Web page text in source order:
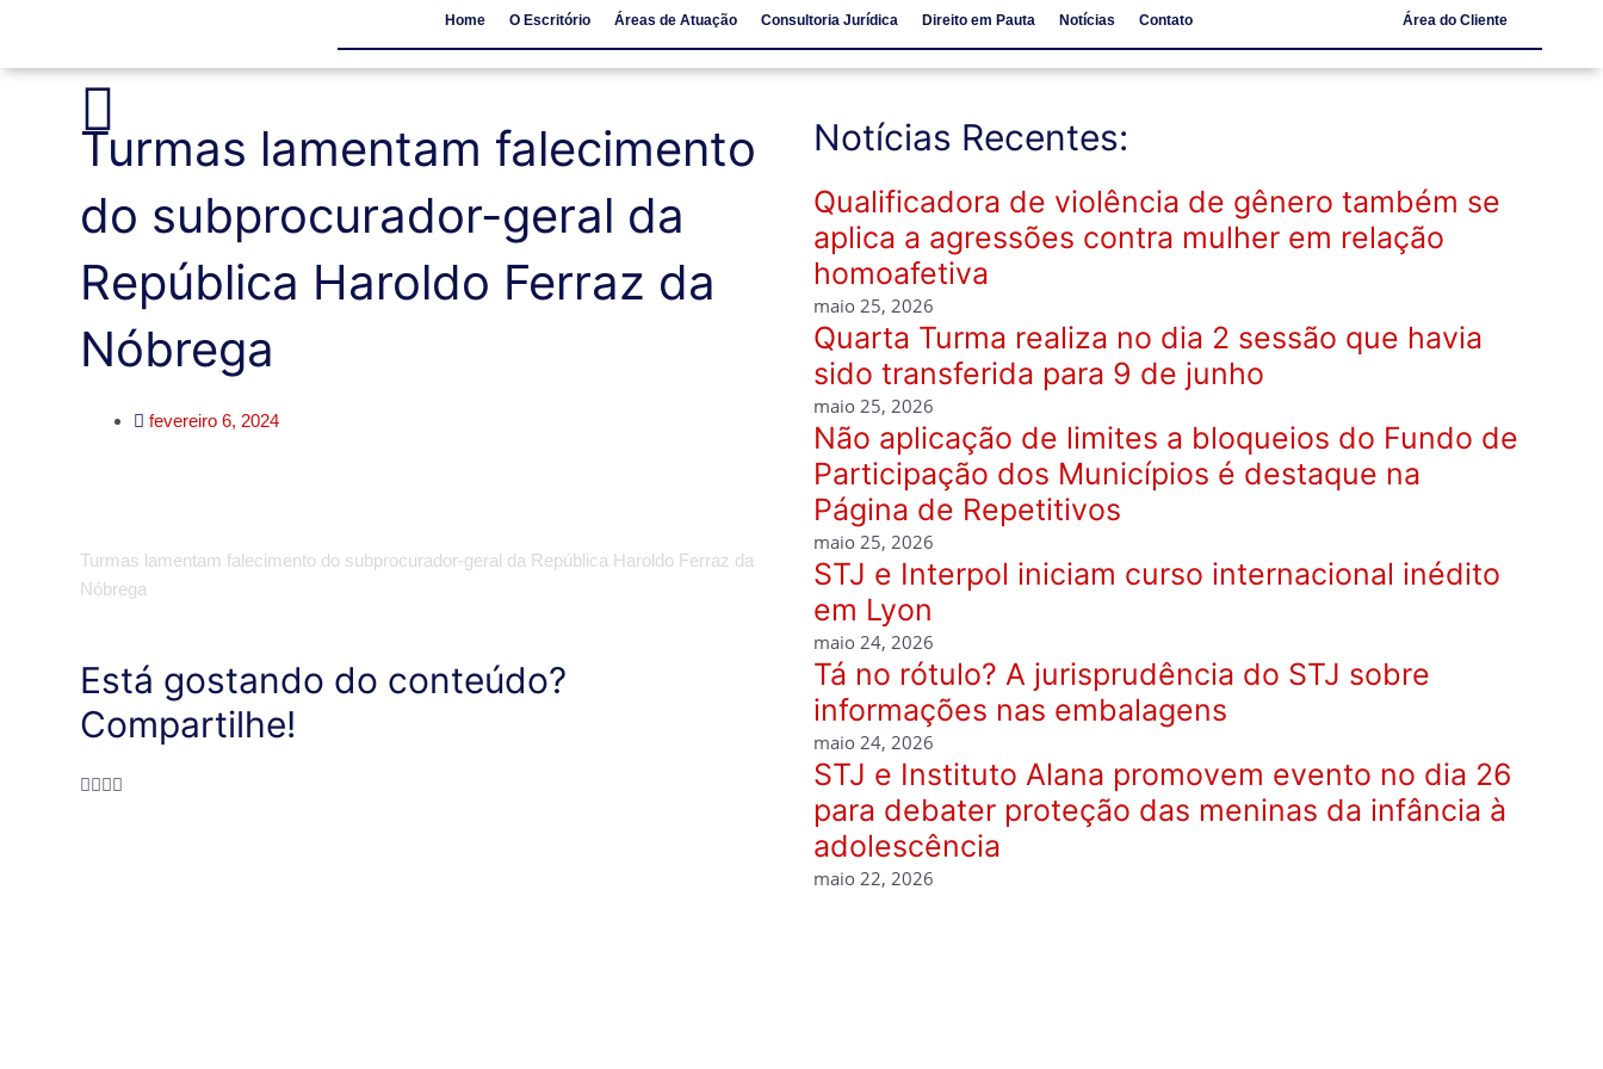
Home O Escritório Áreas de Atuação Consultoria Jurídica Direito em Pauta Notícias Contato Área do Cliente
Turmas lamentam falecimento
do subprocurador-geral da
República Haroldo Ferraz da
Nóbrega
fevereiro 6, 2024
​Turmas lamentam falecimento do subprocurador-geral da República Haroldo Ferraz da
Nóbrega
Está gostando do conteúdo?
Compartilhe!
Notícias Recentes:
Qualificadora de violência de gênero também se
aplica a agressões contra mulher em relação
homoafetiva
maio 25, 2026
Quarta Turma realiza no dia 2 sessão que havia
sido transferida para 9 de junho
maio 25, 2026
Não aplicação de limites a bloqueios do Fundo de
Participação dos Municípios é destaque na
Página de Repetitivos
maio 25, 2026
STJ e Interpol iniciam curso internacional inédito
em Lyon
maio 24, 2026
Tá no rótulo? A jurisprudência do STJ sobre
informações nas embalagens
maio 24, 2026
STJ e Instituto Alana promovem evento no dia 26
para debater proteção das meninas da infância à
adolescência
maio 22, 2026